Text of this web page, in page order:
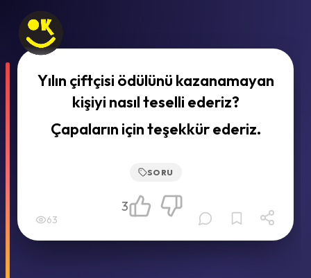
Yılın çiftçisi ödülünü kazanamayan
kişiyi nasıl teselli ederiz?
Çapaların için teşekkür ederiz.
SORU
63
3